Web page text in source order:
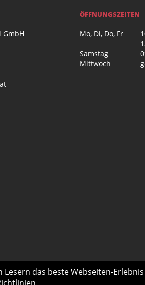
GmbH
ÖFFNUNGSZEITEN
Mo, Di, Do, Fr
Samstag
Mittwoch
das beste Webseiten-